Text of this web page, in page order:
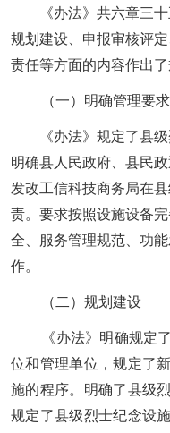
《办法》共六章三十
规划建设、申报审核评
责任等方面的内容作出
（一）明确管理要
《办法》规定了县级
明确县人民政府、县民
发改工信科技商务局在
责。要求按照设施设备
全、服务管理规范、功
作。
（二） 规划建设
《办法》明确规定了
位和管理单位 ，规定了
施的程序。 明确了县级
规定了县级烈士纪念设